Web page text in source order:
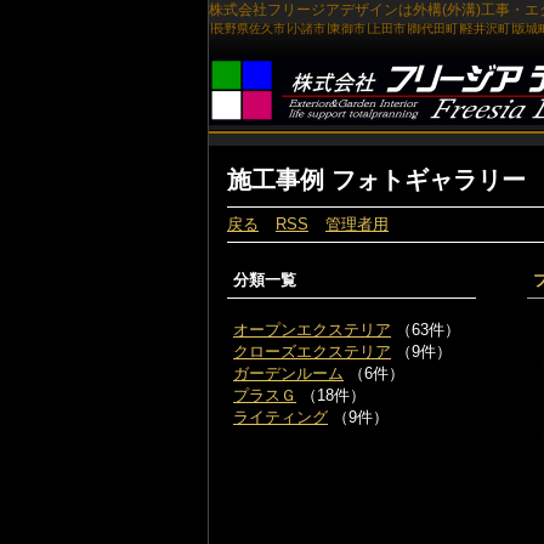
施工事例 フォトギャラリー
戻る RSS 管理者用
分類一覧
オープンエクステリア （63件）
クローズエクステリア （9件）
ガーデンルーム （6件）
プラスＧ
（18件）
ライティング （9件）